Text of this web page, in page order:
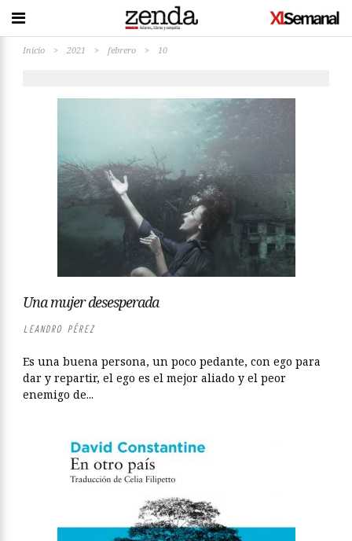
Inicio > 2021 > febrero > 10
Una mujer desesperada
LEANDRO PÉREZ
Es una buena persona, un poco pedante, con ego para
dar y repartir, el ego es el mejor aliado y el peor
enemigo de...